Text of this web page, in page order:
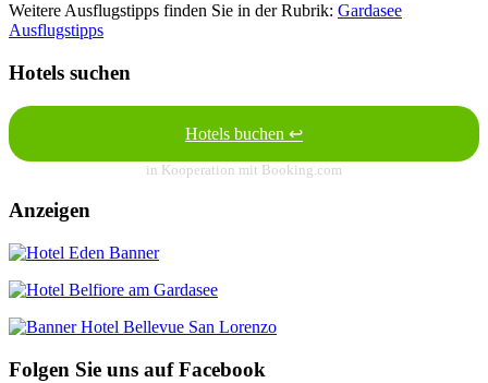
Weitere Ausflugstipps finden Sie in der Rubrik: Gardasee
Ausflugstipps
Hotels suchen
Hotels buchen ↩
in Kooperation mit Booking.com
Anzeigen
Folgen Sie uns auf Facebook